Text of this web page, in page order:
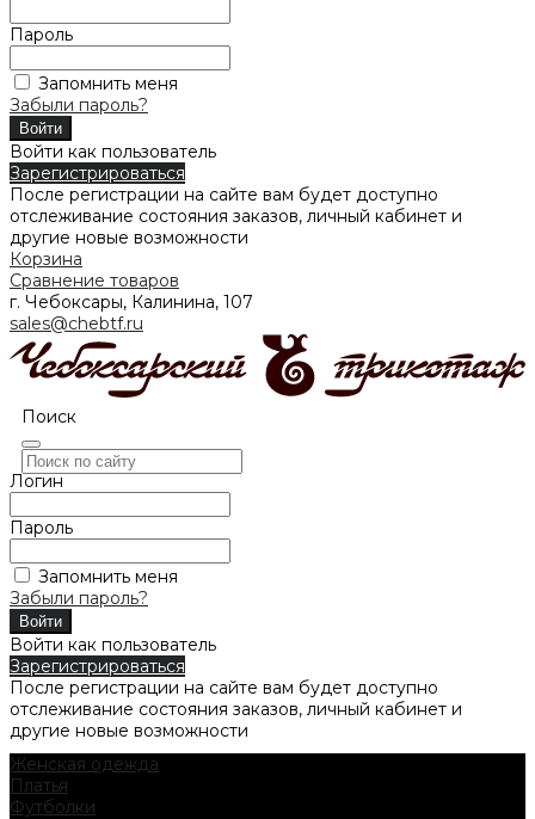
Пароль
Запомнить меня
Забыли пароль?
Войти как пользователь
Зарегистрироваться
После регистрации на сайте вам будет доступно
отслеживание состояния заказов, личный кабинет и
другие новые возможности
Корзина
Сравнение товаров
г. Чебоксары, Калинина, 107
sales@chebtf.ru
Поиск
Логин
Пароль
Запомнить меня
Забыли пароль?
Войти как пользователь
Зарегистрироваться
После регистрации на сайте вам будет доступно
отслеживание состояния заказов, личный кабинет и
другие новые возможности
Женская одежда
Платья
Футболки